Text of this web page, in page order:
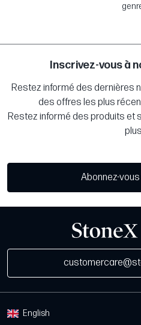
Inscrivez-vous à
Restez informé des dernières
des offres les plus
Restez informé des produits et
Abonnez-
English